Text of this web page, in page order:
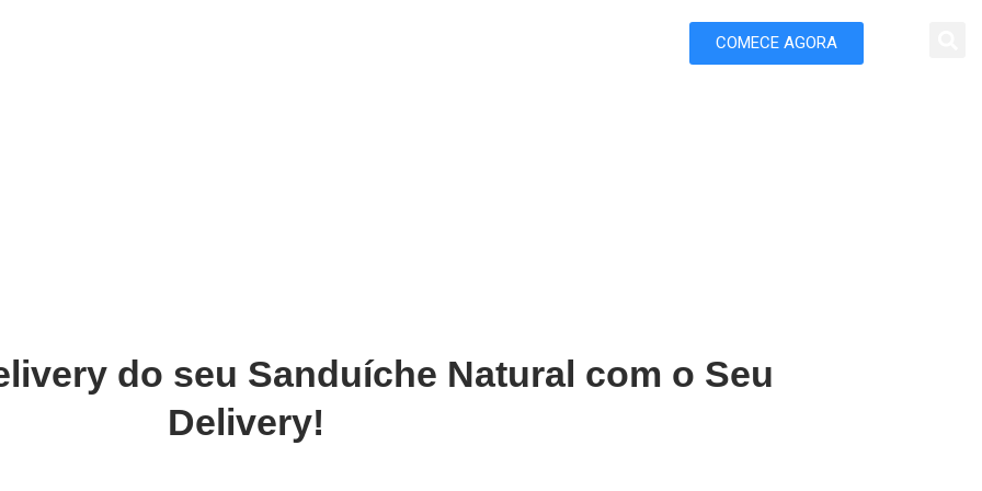
COMECE AGORA
do seu Sanduíche Natural com o Seu
Delivery!